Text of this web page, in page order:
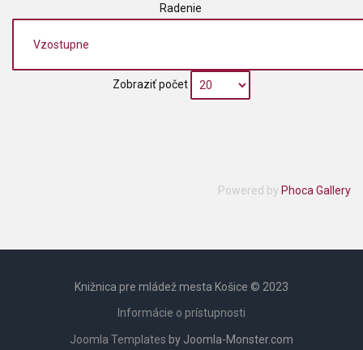
Radenie
Zobraziť počet
Powered by Phoca Gallery
Knižnica pre mládež mesta Košice © 2023
Informácie o prístupnosti
Joomla Templates by Joomla-Monster.com